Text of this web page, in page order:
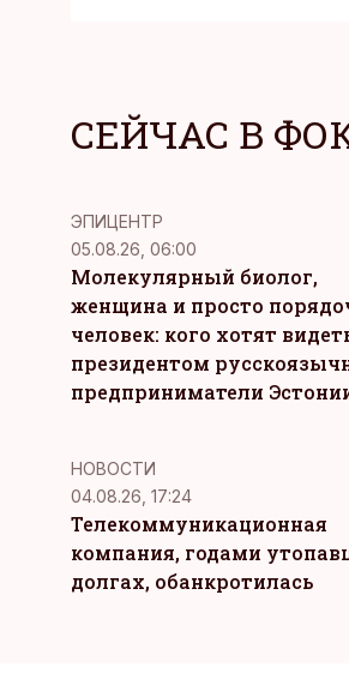
СЕЙЧАС В
ЭПИЦЕНТР
05.08.26, 06:00
Молекулярный биолог,
женщина и просто
человек: кого хотят
президентом
предприниматели
НОВОСТИ
04.08.26, 17:24
Телекоммуникационная
компания, годами
долгах, обанкротилась